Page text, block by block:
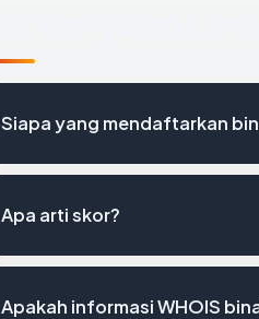
Siapa yang mendaftarkan
Apa arti skor?
Apakah informasi WHOIS